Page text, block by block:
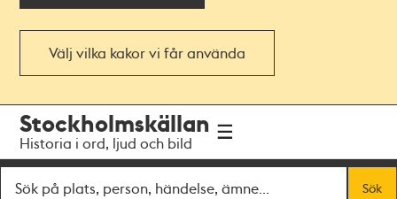
Välj vilka kakor vi får använda
navigationen
huvudinnehållet
Stockholmskällan
Historia i ord, ljud och bild
Sök